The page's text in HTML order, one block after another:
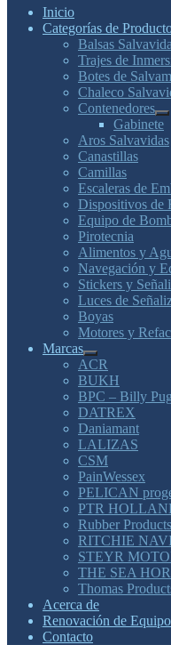
Inicio
Categorías de
Balsas
Trajes de
Botes de
Chaleco
Contenedores
Gabinete
Aros Salvavidas
Canastillas
Camillas
Escaleras de
Dispositivos de
Equipo de
Pirotecnia
Alimentos y
Navegación y
Stickers y
Luces de
Boyas
Motores y
Marcas
ACR
BUKH
BPC – Billy
DATREX
Daniamant
LALIZAS
CSM
PainWessex
PELICAN
PTR
Rubber
RITCHIE
STEYR
THE SEA
Thomas
Acerca de
Renovación de
Contacto